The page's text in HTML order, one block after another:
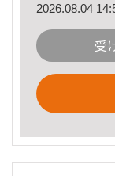
2026.08.04
受